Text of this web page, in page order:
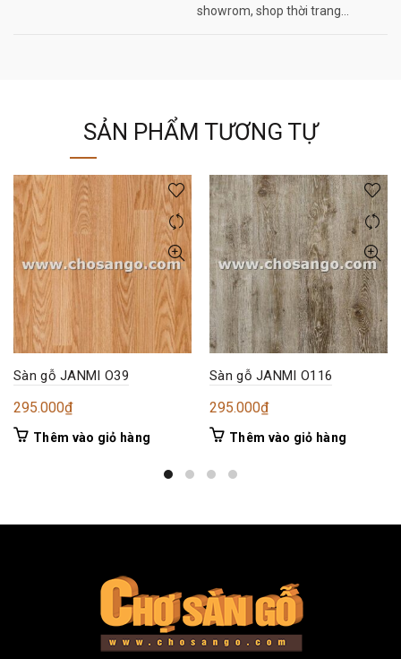
showrom, shop thời trang…
SẢN PHẨM TƯƠNG TỰ
Sàn gỗ JANMI O39
295.000₫
Thêm vào giỏ hàng
Sàn gỗ JANMI O116
295.000₫
Thêm vào giỏ hàng